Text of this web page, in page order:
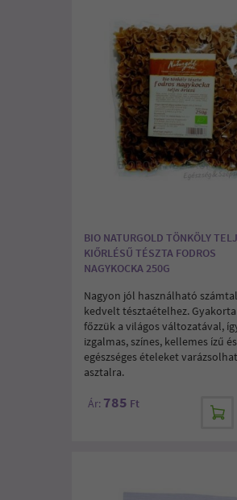
BIO NATURGOLD TÖNKÖLY
KIŐRLÉSŰ TÉSZTA FODROS
NAGYKOCKA 250G
Nagyon jól használható
kedvelt tésztaételhez.
főzzük a világos változatával,
izgalmas, színes, kellemes ízű
egészséges ételeket
asztalra.
Ár: 785 Ft